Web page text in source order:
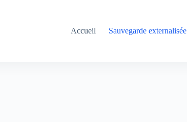
Accueil Sauvegarde externalisée